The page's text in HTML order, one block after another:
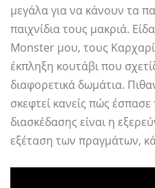
μεγάλα για να κάνουν τα
παιχνίδια τους μακριά.
Monster μου, τους
έκπληξη κουτάβι που
διαφορετικά δωμάτια.
σκεφτεί κανείς πώς
διασκέδασης είναι η
εξέταση των πραγμάτων,